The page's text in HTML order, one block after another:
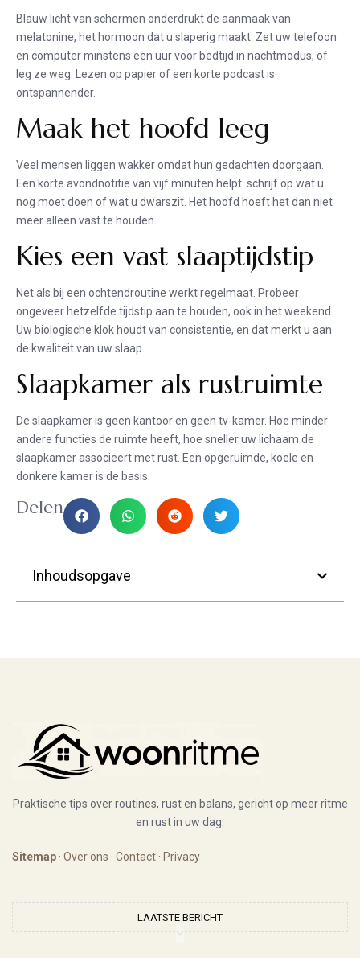
Blauw licht van schermen onderdrukt de aanmaak van
melatonine, het hormoon dat u slaperig maakt. Zet uw telefoon
en computer minstens een uur voor bedtijd in nachtmodus, of
leg ze weg. Lezen op papier of een korte podcast is
ontspannender.
Maak het hoofd leeg
Veel mensen liggen wakker omdat hun gedachten doorgaan.
Een korte avondnotitie van vijf minuten helpt: schrijf op wat u
nog moet doen of wat u dwarszit. Het hoofd hoeft het dan niet
meer alleen vast te houden.
Kies een vast slaaptijdstip
Net als bij een ochtendroutine werkt regelmaat. Probeer
ongeveer hetzelfde tijdstip aan te houden, ook in het weekend.
Uw biologische klok houdt van consistentie, en dat merkt u aan
de kwaliteit van uw slaap.
Slaapkamer als rustruimte
De slaapkamer is geen kantoor en geen tv-kamer. Hoe minder
andere functies de ruimte heeft, hoe sneller uw lichaam de
slaapkamer associeert met rust. Een opgeruimde, koele en
donkere kamer is de basis.
Delen
Inhoudsopgave
Praktische tips over routines, rust en balans, gericht op meer ritme
en rust in uw dag.
Sitemap · Over ons · Contact · Privacy
LAATSTE BERICHT